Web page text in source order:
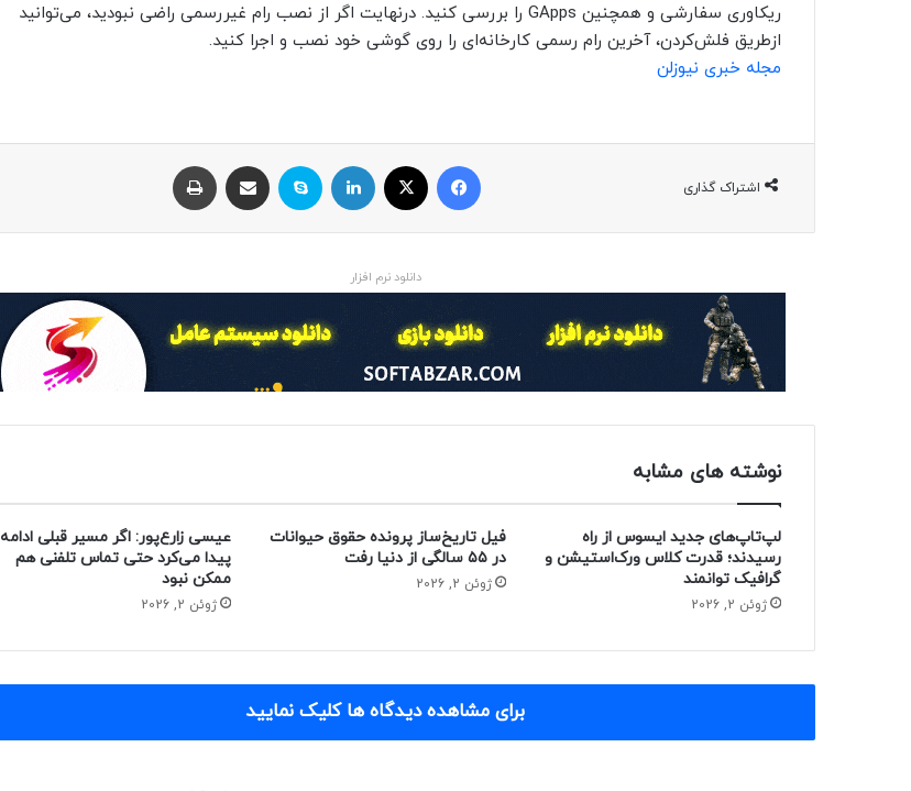
ریکاوری سفارشی و همچنین GApps را بررسی کنید. درنهایت اگر از نصب رام غیررسمی راضی نبودید، می‌توانید
ازطریق فلش‌کردن، آخرین رام رسمی کارخانه‌ای را روی گوشی خود نصب و اجرا کنید.
مجله خبری نیوزلن
اشتراک گذاری
ایکس
دانلود نرم افزار
نوشته های مشابه
لپ‌تاپ‌های جدید ایسوس از راه
رسیدند؛ قدرت کلاس ورک‌استیشن و
گرافیک توانمند
ژوئن 2, 2026
فیل تاریخ‌ساز پرونده حقوق حیوانات
در ۵۵ سالگی از دنیا رفت
ژوئن 2, 2026
عیسی زارع‌پور: اگر مسیر قبلی ادامه
پیدا می‌کرد حتی تماس تلفنی هم
ممکن نبود
ژوئن 2, 2026
برای مشاهده دیدگاه ها کلیک نمایید